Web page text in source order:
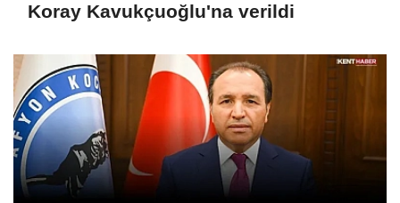
Koray Kavukçuoğlu'na verildi